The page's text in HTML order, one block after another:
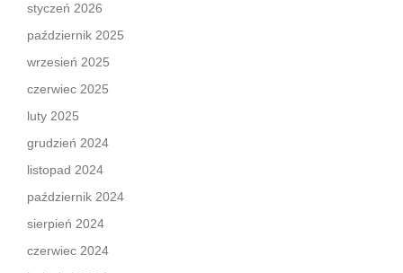
styczeń 2026
październik 2025
wrzesień 2025
czerwiec 2025
luty 2025
grudzień 2024
listopad 2024
październik 2024
sierpień 2024
czerwiec 2024